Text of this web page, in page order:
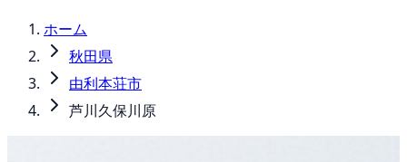
ホーム
秋田県
由利本荘市
芦川久保川原